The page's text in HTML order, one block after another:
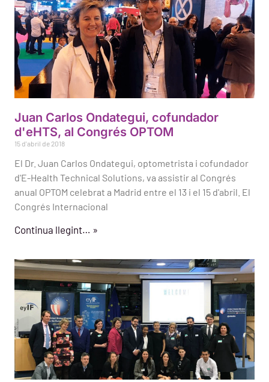
Juan Carlos Ondategui, cofundador
d'eHTS, al Congrés OPTOM
15 d'abril de 2018
El Dr. Juan Carlos Ondategui, optometrista i cofundador
d'E-Health Technical Solutions, va assistir al Congrés
anual OPTOM celebrat a Madrid entre el 13 i el 15 d'abril. El
Congrés Internacional
Continua llegint… »